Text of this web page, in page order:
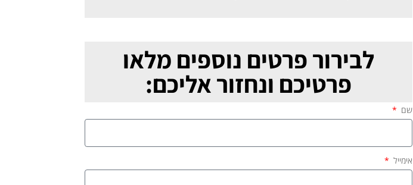
לבירור פרטים נוספים מלאו
פרטיכם ונחזור אליכם:
שם
אימייל